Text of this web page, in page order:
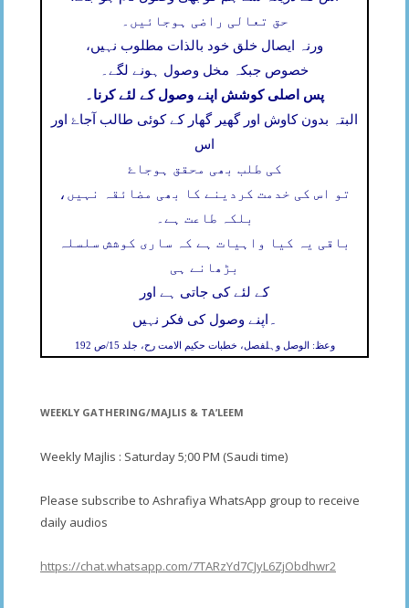
حق تعالی راضی ہوجائیں۔
ورنہ ایصال خلق خود بالذات مطلوب نہیں،
خصوص جبکہ مخل وصول ہونے لگے۔
پس اصلی کوشش اپنے وصول کے لئے کرنا۔
البتہ بدون کاوش اور گھیر گھار کے کوئی طالب آجاۓ اور
اس
کی طلب بھی محقق ہوجاۓ
تو اس کی خدمت کردینے کا بھی مضائقہ نہیں،
بلکہ طاعت ہے۔
باقی یہ کیا واہیات ہے کہ ساری کوشش سلسلہ
بڑھانے ہی
کے لئے کی جاتی ہے اور
اپنے وصول کی فکر نہیں ۔
وعظ: الوصل وہلفصل، خطبات حکیم الامت رح، جلد 15/ص 192
WEEKLY GATHERING/MAJLIS & TA’LEEM
Weekly Majlis : Saturday 5;00 PM (Saudi time)
Please subscribe to Ashrafiya WhatsApp group to receive
daily audios
https://chat.whatsapp.com/7TARzYd7CJyL6ZjObdhwr2